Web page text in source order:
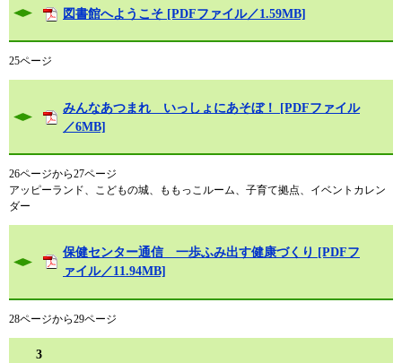
図書館へようこそ [PDFファイル／1.59MB]
25ページ
みんなあつまれ いっしょにあそぼ！ [PDFファイル
／6MB]
26ページから27ページ
アッピーランド、こどもの城、ももっこルーム、子育て拠点、イベントカレン
ダー
保健センター通信 一歩ふみ出す健康づくり [PDFフ
ァイル／11.94MB]
28ページから29ページ
3